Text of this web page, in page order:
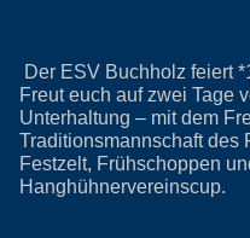
Der ESV Buchholz feiert
Freut euch auf zwei Tage
Unterhaltung – mit dem
Traditionsmannschaft des
Festzelt, Frühschoppen
Hanghühnervereinscup.